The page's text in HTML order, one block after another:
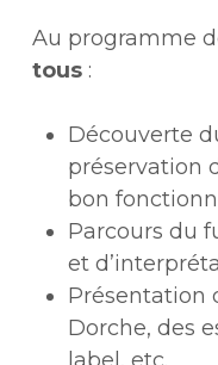
Au programme
tous:
Découverte
préservation
bon
Parcours du
et
Présentation
Dorche, des